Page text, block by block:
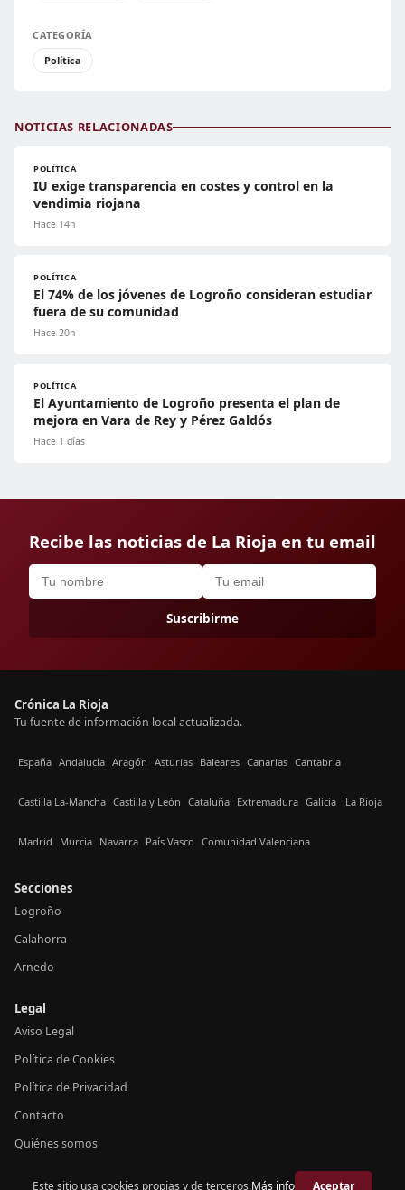
CATEGORÍA
Política
NOTICIAS RELACIONADAS
POLÍTICA
IU exige transparencia en costes y control en la
vendimia riojana
Hace 14h
POLÍTICA
El 74% de los jóvenes de Logroño consideran estudiar
fuera de su comunidad
Hace 20h
POLÍTICA
El Ayuntamiento de Logroño presenta el plan de
mejora en Vara de Rey y Pérez Galdós
Hace 1 días
Recibe las noticias de La Rioja en tu email
Suscribirme
Crónica La Rioja
Tu fuente de información local actualizada.
España Andalucía Aragón Asturias Baleares Canarias Cantabria
Castilla La-Mancha Castilla y León Cataluña Extremadura Galicia La Rioja
Madrid Murcia Navarra País Vasco Comunidad Valenciana
Secciones
Logroño
Calahorra
Arnedo
Legal
Aviso Legal
Política de Cookies
Política de Privacidad
Contacto
Quiénes somos
Este sitio usa cookies propias y de terceros.Más info Aceptar